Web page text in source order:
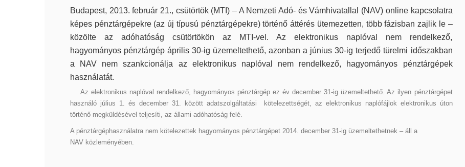
Budapest, 2013. február 21., csütörtök (MTI) – A Nemzeti Adó- és Vámhivatallal (NAV) online kapcsolatra
képes pénztárgépekre (az új típusú pénztárgépekre) történő áttérés ütemezetten, több fázisban zajlik le –
közölte az adóhatóság csütörtökön az MTI-vel. Az elektronikus naplóval nem rendelkező,
hagyományos pénztárgép április 30-ig üzemeltethető, azonban a június 30-ig terjedő türelmi időszakban
a NAV nem szankcionálja az elektronikus naplóval nem rendelkező, hagyományos pénztárgépek
használatát.
Az elektronikus naplóval rendelkező, hagyományos pénztárgép ez év december 31-ig üzemeltethető. Az ilyen pénztárgépet
használó július 1. és december 31. között adatszolgáltatási kötelezettségét, az elektronikus naplófájlok elektronikus úton
történő megküldésével teljesíti, az állami adóhatóság felé.
A pénztárgéphasználatra nem kötelezettek hagyományos pénztárgépet 2014. december 31-ig üzemeltethetnek – áll a
NAV közleményében.